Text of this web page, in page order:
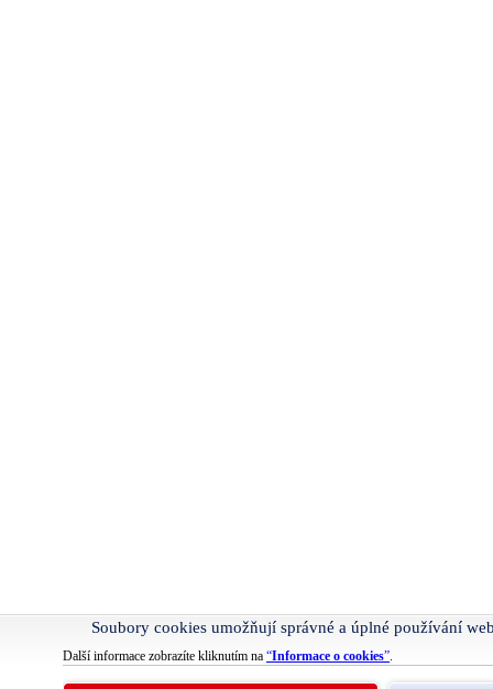
Soubory cookies umožňují správné a úplné používání
Další informace zobrazíte kliknutím na “Informace o cookies”.